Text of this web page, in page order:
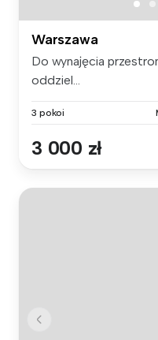
Warszawa
Do wynajęcia
oddziel...
3 pokoi
3 000 zł